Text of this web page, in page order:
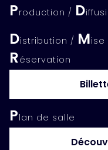
Production / D
Distribution / Mise
Réservation
Plan de salle